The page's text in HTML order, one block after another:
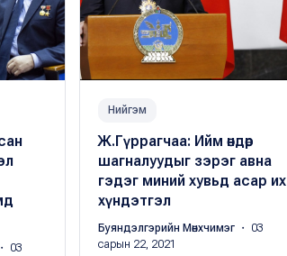
・ 03
Нийгэм
Ж.Гүррагчаа: Ийм өндөр
шагналуудыг зэрэг авна
гэдэг миний хувьд асар их
хүндэтгэл
Буяндэлгэрийн Мөнхчимэг ・ 03
сарын 22, 2021